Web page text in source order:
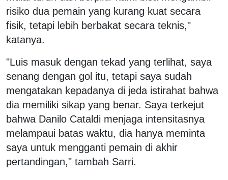
risiko dua pemain yang kurang kuat secara
fisik, tetapi lebih berbakat secara teknis,"
katanya.
"Luis masuk dengan tekad yang terlihat, saya
senang dengan gol itu, tetapi saya sudah
mengatakan kepadanya di jeda istirahat bahwa
dia memiliki sikap yang benar. Saya terkejut
bahwa Danilo Cataldi menjaga intensitasnya
melampaui batas waktu, dia hanya meminta
saya untuk mengganti pemain di akhir
pertandingan," tambah Sarri.